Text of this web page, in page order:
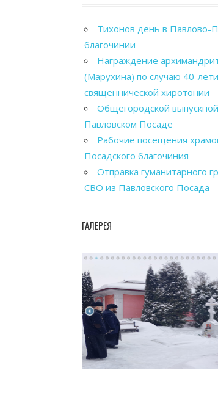
Тихонов день в Павлово-
благочинии
Награждение
(Марухина) по случаю 40-
священнической хиротонии
Общегородской
Павловском Посаде
Рабочие посещения
Посадского благочиния
Отправка гуманитарного
СВО из Павловского Посада
ГАЛЕРЕЯ